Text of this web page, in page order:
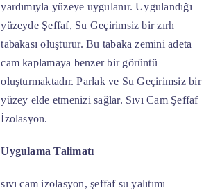
yardımıyla yüzeye uygulanır. Uygulandığı
yüzeyde Şeffaf, Su Geçirimsiz bir zırh
tabakası oluşturur. Bu tabaka zemini adeta
cam kaplamaya benzer bir görüntü
oluşturmaktadır. Parlak ve Su Geçirimsiz bir
yüzey elde etmenizi sağlar. Sıvı Cam Şeffaf
İzolasyon.
Uygulama Talimatı
sıvı cam izolasyon, şeffaf su yalıtımı